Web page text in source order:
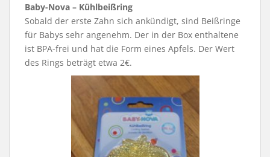
Baby-Nova – Kühlbeißring
Sobald der erste Zahn sich ankündigt, sind Beißringe
für Babys sehr angenehm. Der in der Box enthaltene
ist BPA-frei und hat die Form eines Apfels. Der Wert
des Rings beträgt etwa 2€.